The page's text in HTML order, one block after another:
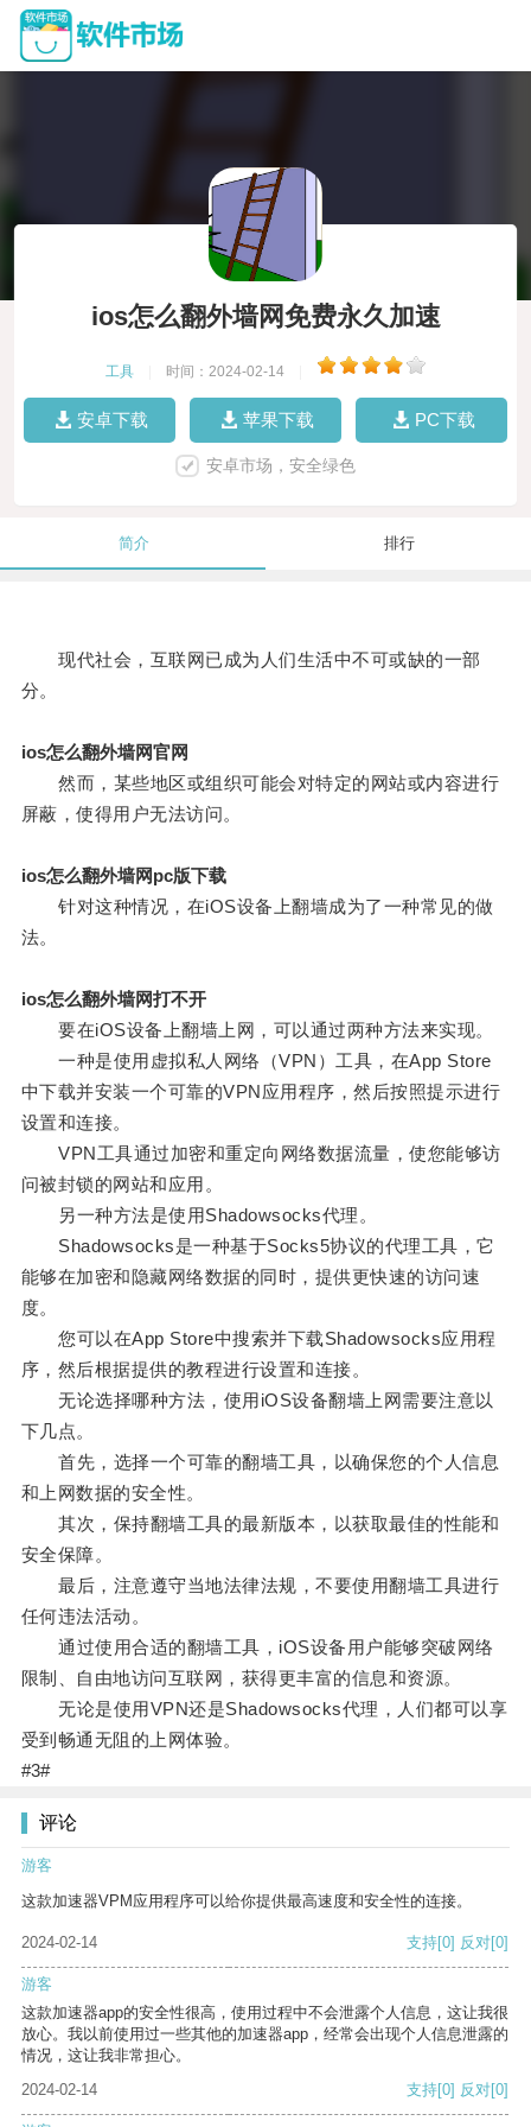
ios怎么翻外墙网免费永久加速
工具 时间：2024-02-14
安卓下载 苹果下载 PC下载
安卓市场，安全绿色
简介 排行
现代社会，互联网已成为人们生活中不可或缺的一部
分。
ios怎么翻外墙网官网
然而，某些地区或组织可能会对特定的网站或内容进行
屏蔽，使得用户无法访问。
ios怎么翻外墙网pc版下载
针对这种情况，在iOS设备上翻墙成为了一种常见的做
法。
ios怎么翻外墙网打不开
要在iOS设备上翻墙上网，可以通过两种方法来实现。
一种是使用虚拟私人网络（VPN）工具，在App Store
中下载并安装一个可靠的VPN应用程序，然后按照提示进行
设置和连接。
VPN工具通过加密和重定向网络数据流量，使您能够访
问被封锁的网站和应用。
另一种方法是使用Shadowsocks代理。
Shadowsocks是一种基于Socks5协议的代理工具，它
能够在加密和隐藏网络数据的同时，提供更快速的访问速
度。
您可以在App Store中搜索并下载Shadowsocks应用程
序，然后根据提供的教程进行设置和连接。
无论选择哪种方法，使用iOS设备翻墙上网需要注意以
下几点。
首先，选择一个可靠的翻墙工具，以确保您的个人信息
和上网数据的安全性。
其次，保持翻墙工具的最新版本，以获取最佳的性能和
安全保障。
最后，注意遵守当地法律法规，不要使用翻墙工具进行
任何违法活动。
通过使用合适的翻墙工具，iOS设备用户能够突破网络
限制、自由地访问互联网，获得更丰富的信息和资源。
无论是使用VPN还是Shadowsocks代理，人们都可以享
受到畅通无阻的上网体验。
#3#
评论
游客
这款加速器VPM应用程序可以给你提供最高速度和安全性的连接。
2024-02-14 支持[0] 反对[0]
游客
这款加速器app的安全性很高，使用过程中不会泄露个人信息，这让我很
放心。我以前使用过一些其他的加速器app，经常会出现个人信息泄露的
情况，这让我非常担心。
2024-02-14
支持[0] 反对[0]